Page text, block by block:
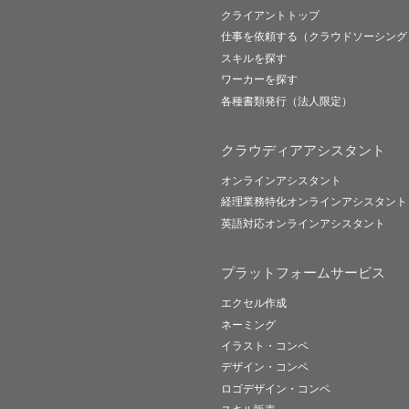
クライアントトップ
仕事を依頼する（クラウドソーシング
スキルを探す
ワーカーを探す
各種書類発行（法人限定）
クラウディアアシスタント
オンラインアシスタント
経理業務特化オンラインアシスタント
英語対応オンラインアシスタント
プラットフォームサービス
エクセル作成
ネーミング
イラスト・コンペ
デザイン・コンペ
ロゴデザイン・コンペ